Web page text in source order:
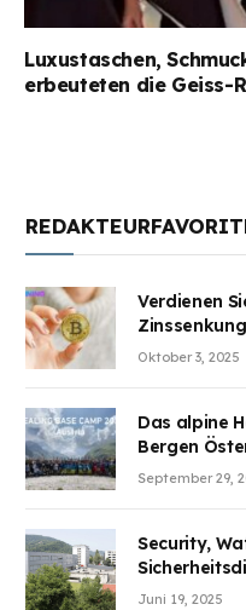
Luxustaschen,
erbeuteten die Geiss-
Verdienen
Oktober 3, 2025
Das alpine
Bergen
Wunden des
September 29,
Security,
Juni 19, 2025